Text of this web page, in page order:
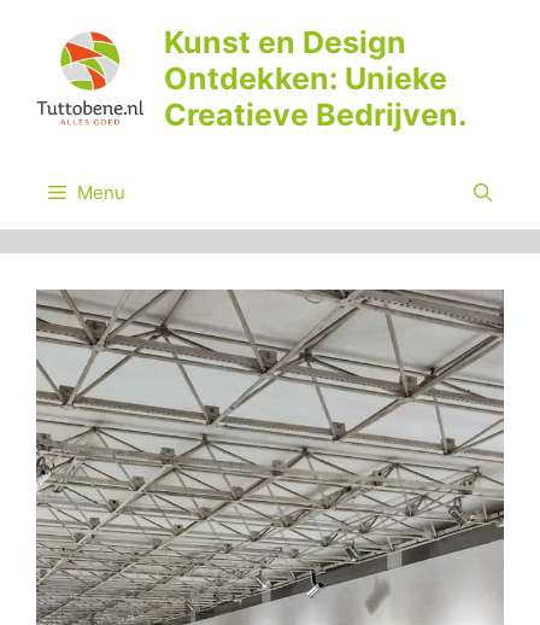
inhoud
Kunst en Design
Ontdekken: Unieke
Creatieve Bedrijven.
Menu